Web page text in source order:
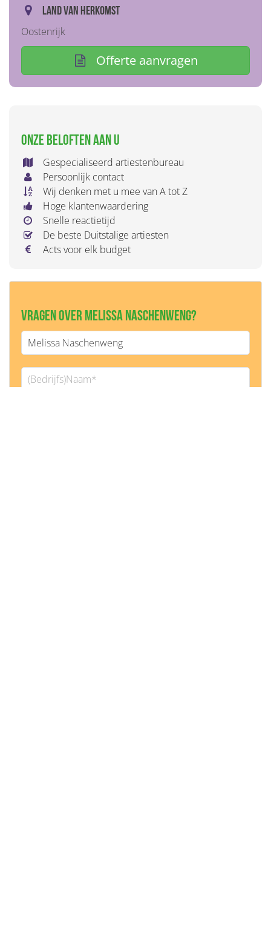
Land van herkomst
Oostenrijk
Offerte aanvragen
Onze beloften aan u
Gespecialiseerd artiestenbureau
Persoonlijk contact
Wij denken met u mee van A tot Z
Hoge klantenwaardering
Snelle reactietijd
De beste Duitstalige artiesten
Acts voor elk budget
Vragen over Melissa Naschenweng?